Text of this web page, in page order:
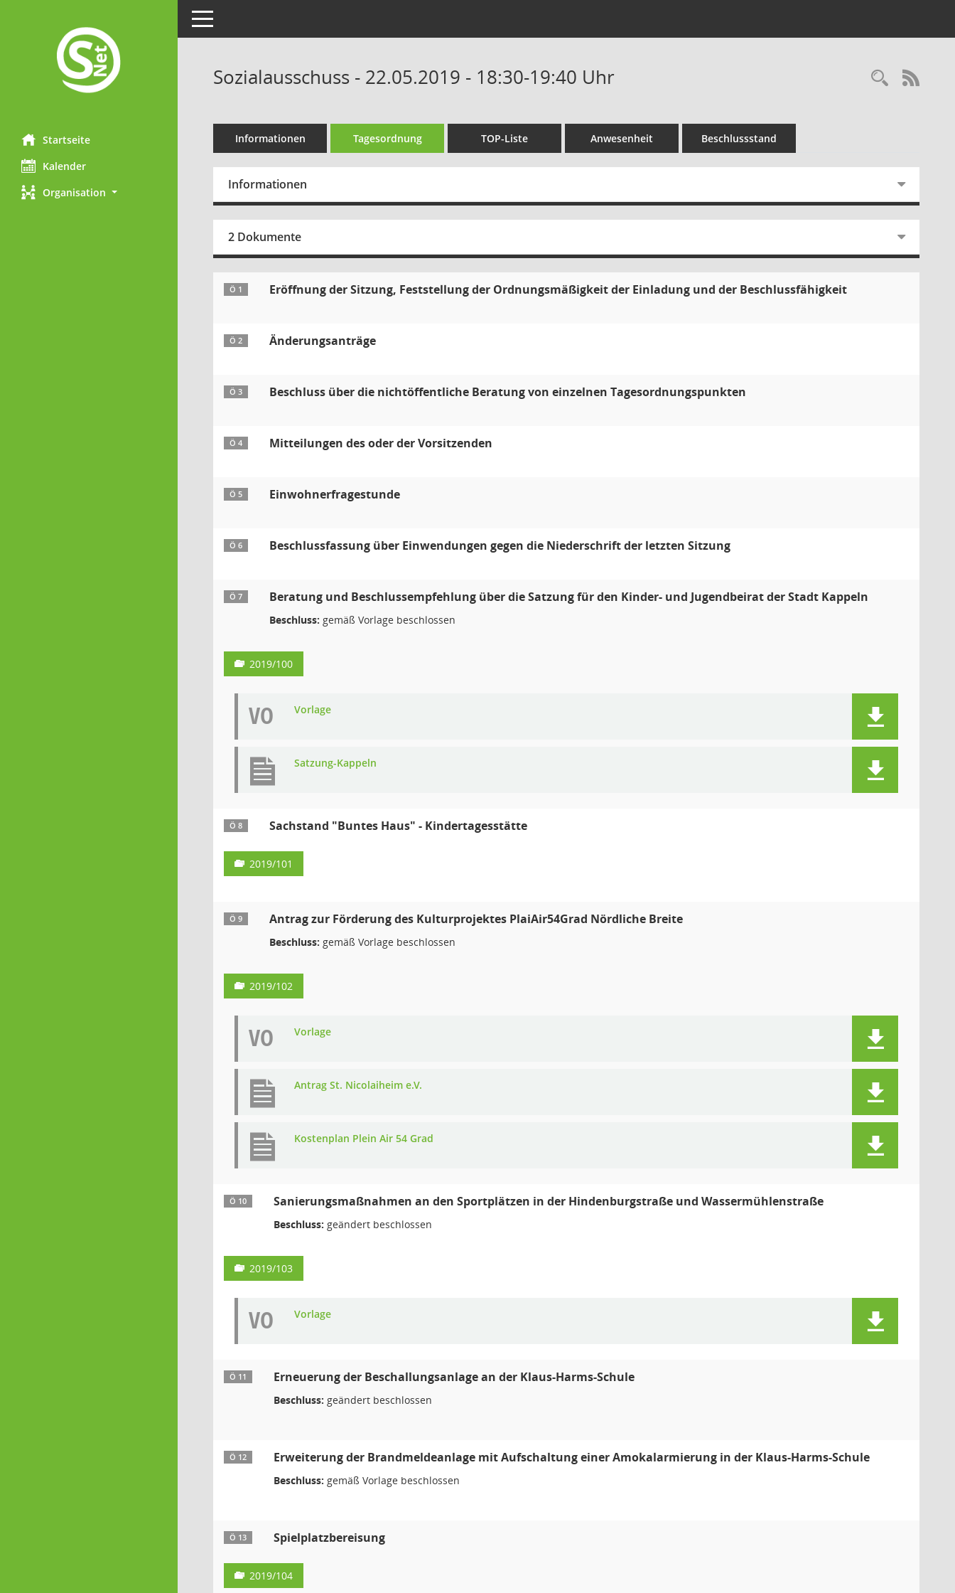
Startseite
Kalender
Organisation
Toggle navigation
Sozialausschuss - 22.05.2019 - 18:30-19:40 Uhr
Informationen Tagesordnung TOP-Liste Anwesenheit Beschlussstand
Informationen
2 Dokumente
Ö 1 Eröffnung der Sitzung, Feststellung der Ordnungsmäßigkeit der Einladung und der Beschlussfähigkeit
Ö 2 Änderungsanträge
Ö 3 Beschluss über die nichtöffentliche Beratung von einzelnen Tagesordnungspunkten
Ö 4 Mitteilungen des oder der Vorsitzenden
Ö 5 Einwohnerfragestunde
Ö 6 Beschlussfassung über Einwendungen gegen die Niederschrift der letzten Sitzung
Ö 7 Beratung und Beschlussempfehlung über die Satzung für den Kinder- und Jugendbeirat der Stadt Kappeln
Beschluss: gemäß Vorlage beschlossen
2019/100
VO Vorlage
Satzung-Kappeln
Ö 8 Sachstand "Buntes Haus" - Kindertagesstätte
2019/101
Ö 9 Antrag zur Förderung des Kulturprojektes PlaiAir54Grad Nördliche Breite
Beschluss: gemäß Vorlage beschlossen
2019/102
VO Vorlage
Antrag St. Nicolaiheim e.V.
Kostenplan Plein Air 54 Grad
Ö 10 Sanierungsmaßnahmen an den Sportplätzen in der Hindenburgstraße und Wassermühlenstraße
Beschluss: geändert beschlossen
2019/103
VO Vorlage
Ö 11 Erneuerung der Beschallungsanlage an der Klaus-Harms-Schule
Beschluss: geändert beschlossen
Ö 12 Erweiterung der Brandmeldeanlage mit Aufschaltung einer Amokalarmierung in der Klaus-Harms-Schule
Beschluss: gemäß Vorlage beschlossen
Ö 13 Spielplatzbereisung
2019/104